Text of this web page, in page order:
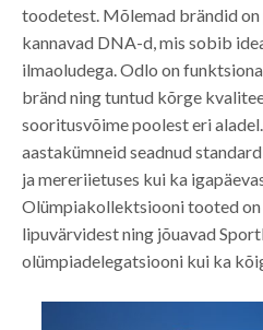
toodetest. Mõlemad brändid
kannavad DNA-d, mis sobib
ilmaoludega. Odlo on
bränd ning tuntud kõrge
sooritusvõime poolest eri
aastakümneid seadnud
ja mereriietuses kui ka
Olümpiakollektsiooni tooted
lipuvärvidest ning jõuavad
olümpiadelegatsiooni kui ka